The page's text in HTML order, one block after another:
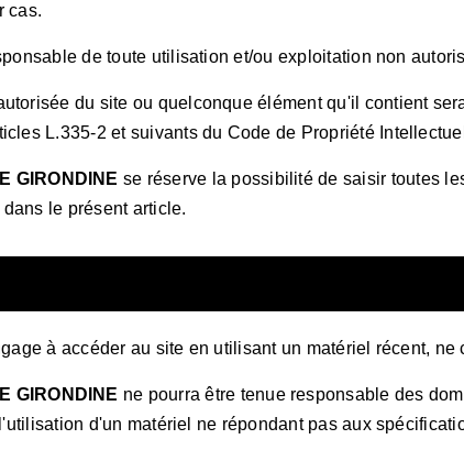
cas.
de toute utilisation et/ou exploitation non
du site ou quelconque élément qu'il contient
L.335-2 et suivants du Code de Propriété
GIRONDINE se réserve la possibilité de saisir toutes
le présent article.
à accéder au site en utilisant un matériel récent,
GIRONDINE ne pourra être tenue responsable des
d'un matériel ne répondant pas aux